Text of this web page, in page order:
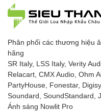
Phân phối các thương hiệu
hãng
SR Italy, LSS Italy, Verity
Relacart, CMX Audio, Ohm
PartyHouse, Fonestar,
Soundard, SoundStandard,
Ánh sáng Nowlit Pro